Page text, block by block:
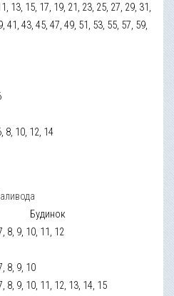
13, 15, 17, 19, 21, 23, 25, 27, 29, 31,
41, 43, 45, 47, 49, 51, 53, 55, 57, 59,
8, 10, 12, 14
Будинок
8, 9, 10, 11, 12
8, 9, 10
8, 9, 10, 11, 12, 13, 14, 15